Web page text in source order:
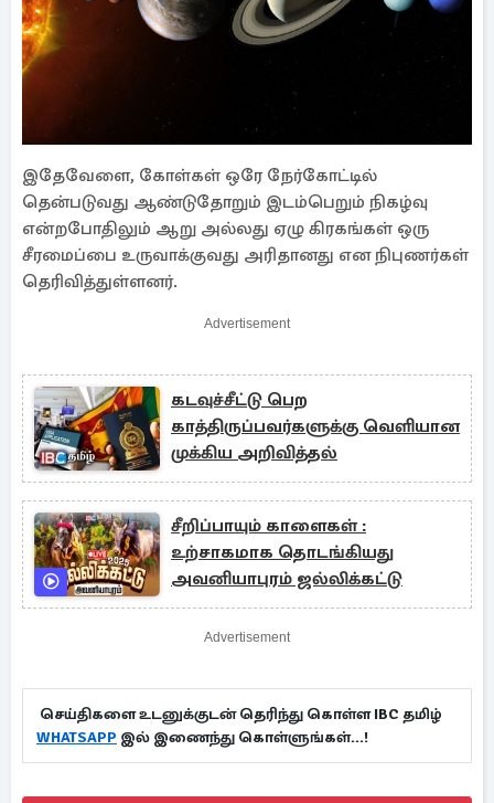
இதேவேளை, கோள்கள் ஒரே நேர்கோட்டில்
தென்படுவது ஆண்டுதோறும் இடம்பெறும் நிகழ்வு
என்றபோதிலும் ஆறு அல்லது ஏழு கிரகங்கள் ஒரு
சீரமைப்பை உருவாக்குவது அரிதானது என நிபுணர்கள்
தெரிவித்துள்ளனர்.
Advertisement
கடவுச்சீட்டு பெற
காத்திருப்பவர்களுக்கு வெளியான
முக்கிய அறிவித்தல்
சீறிப்பாயும் காளைகள் :
உற்சாகமாக தொடங்கியது
அவனியாபுரம் ஜல்லிக்கட்டு
Advertisement
செய்திகளை உடனுக்குடன் தெரிந்து கொள்ள IBC தமிழ்
WHATSAPP இல் இணைந்து கொள்ளுங்கள்...!